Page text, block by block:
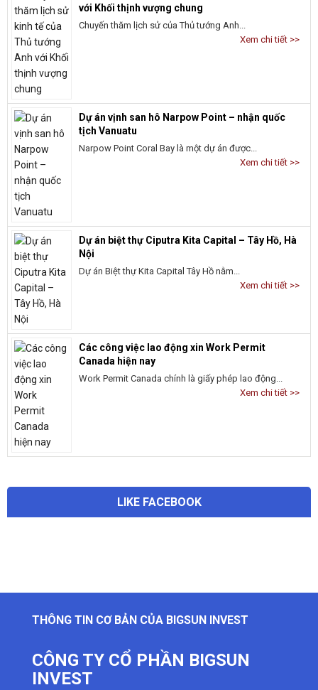
với Khối thịnh vượng chung
Chuyến thăm lịch sử của Thủ tướng Anh...
Xem chi tiết >>
Dự án vịnh san hô Narpow Point – nhận quốc
tịch Vanuatu
Narpow Point Coral Bay là một dự án được...
Xem chi tiết >>
Dự án biệt thự Ciputra Kita Capital – Tây Hồ, Hà
Nội
Dự án Biệt thự Kita Capital Tây Hồ nằm...
Xem chi tiết >>
Các công việc lao động xin Work Permit
Canada hiện nay
Work Permit Canada chính là giấy phép lao động...
Xem chi tiết >>
LIKE FACEBOOK
THÔNG TIN CƠ BẢN CỦA BIGSUN INVEST
CÔNG TY CỔ PHẦN BIGSUN
INVEST